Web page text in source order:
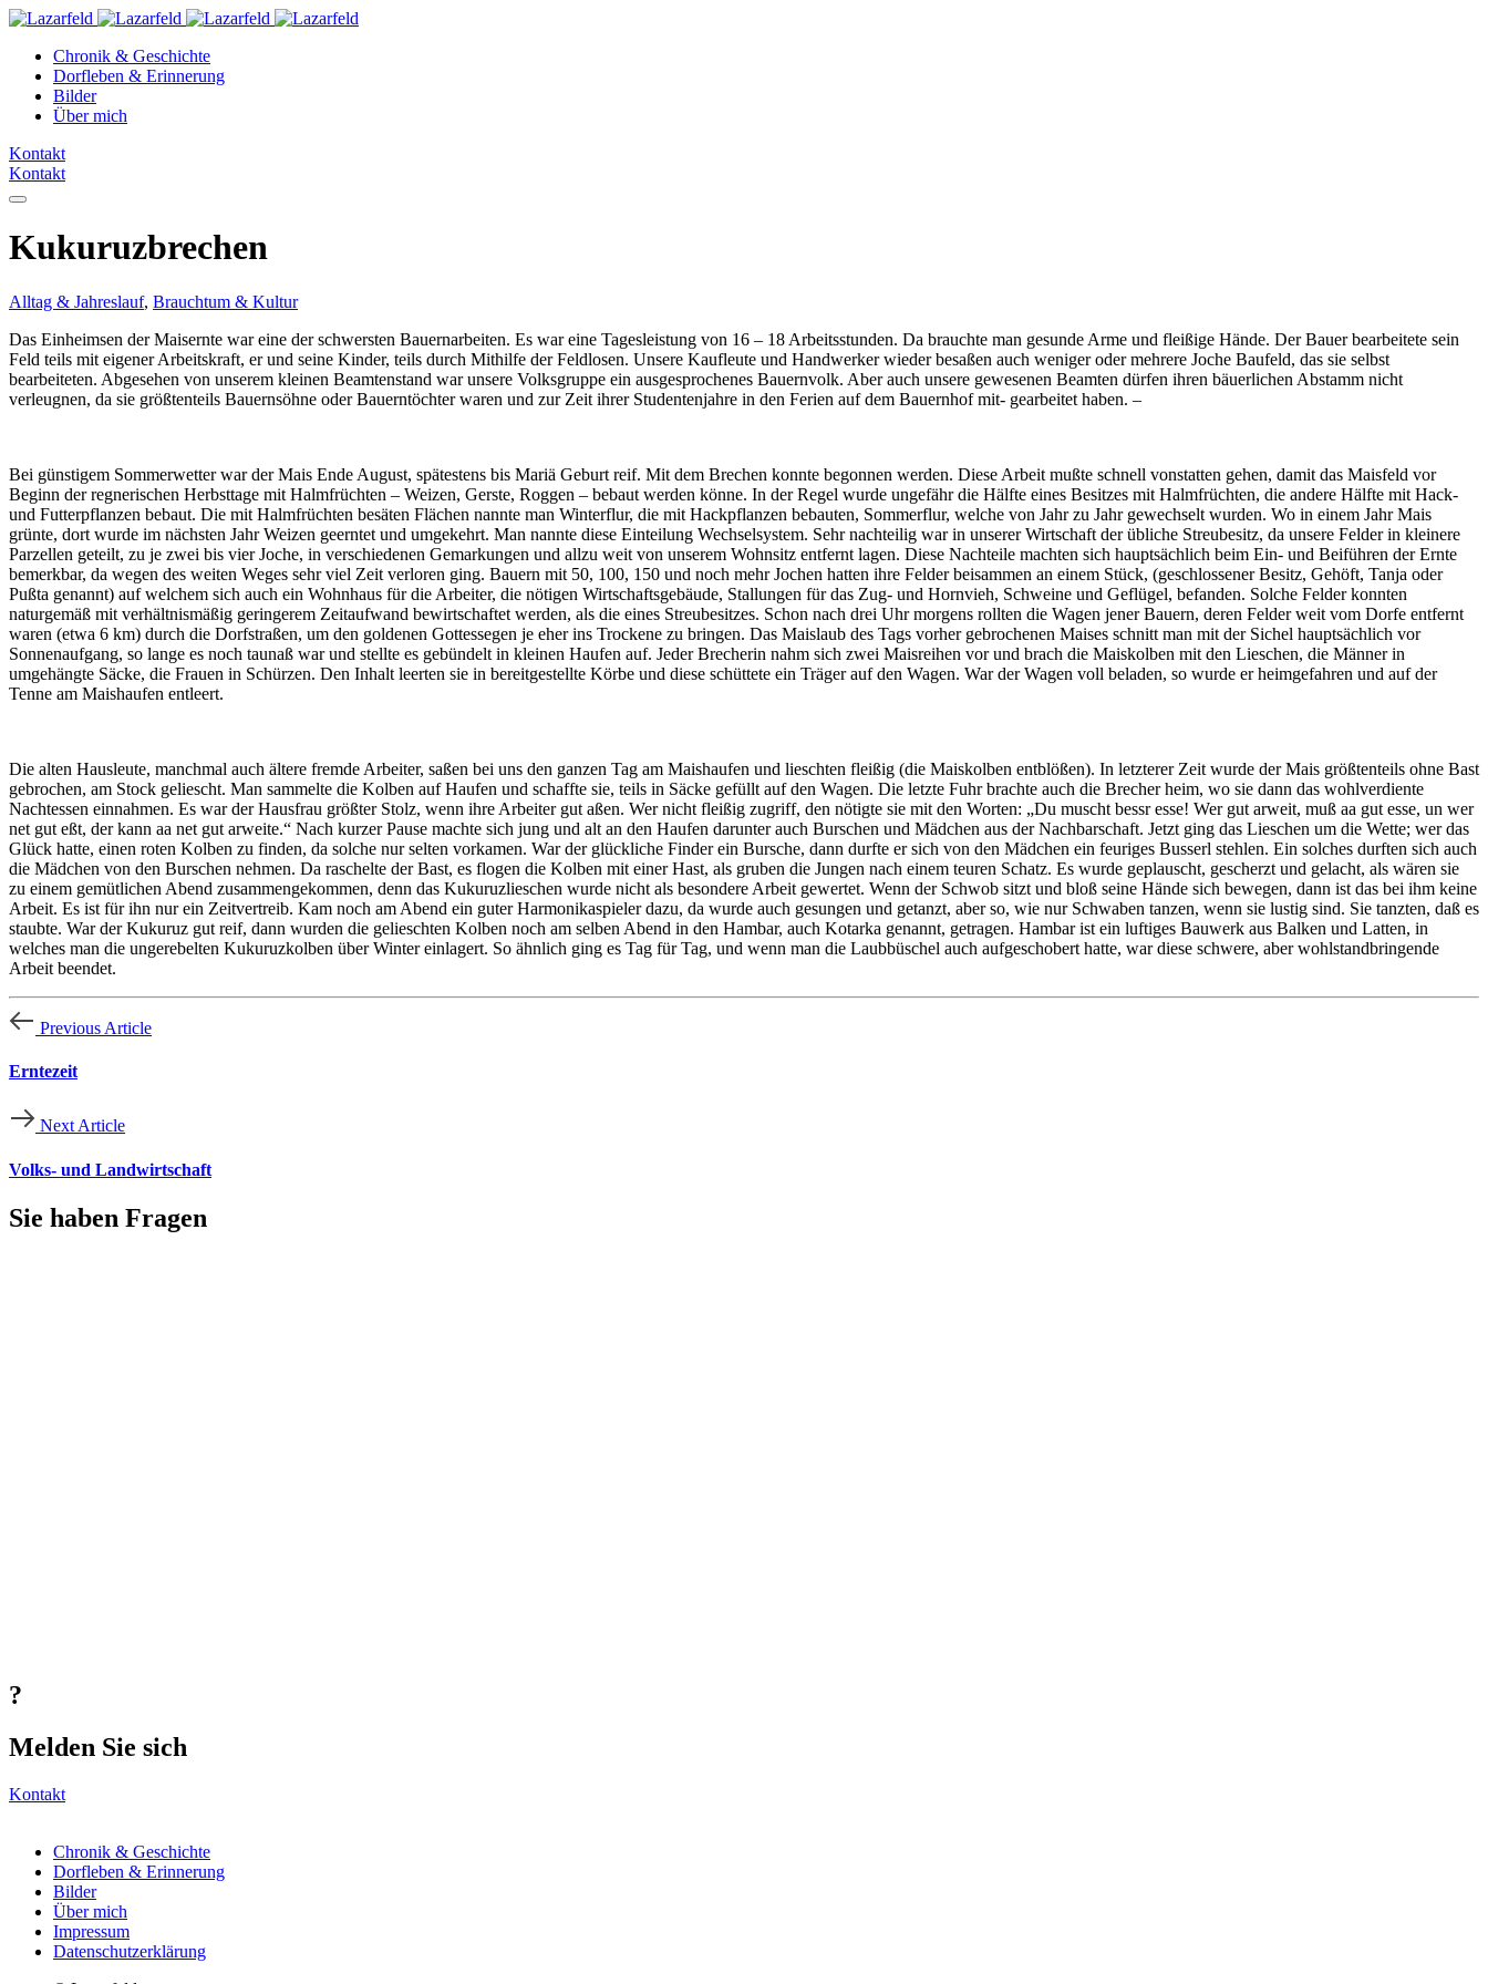
Chronik & Geschichte
Dorfleben & Erinnerung
Bilder
Über mich
Kontakt
Kontakt
Kukuruzbrechen
Alltag & Jahreslauf, Brauchtum & Kultur
Das Einheimsen der Maisernte war eine der schwersten Bauernarbeiten. Es war eine Tagesleistung von 16 – 18 Arbeitsstunden. Da brauchte man gesunde Arme und fleißige Hände. Der Bauer bearbeitete sein
Feld teils mit eigener Arbeitskraft, er und seine Kinder, teils durch Mithilfe der Feldlosen. Unsere Kaufleute und Handwerker wieder besaßen auch weniger oder mehrere Joche Baufeld, das sie selbst
bearbeiteten. Abgesehen von unserem kleinen Beamtenstand war unsere Volksgruppe ein ausgesprochenes Bauernvolk. Aber auch unsere gewesenen Beamten dürfen ihren bäuerlichen Abstamm nicht
verleugnen, da sie größtenteils Bauernsöhne oder Bauerntöchter waren und zur Zeit ihrer Studentenjahre in den Ferien auf dem Bauernhof mit- gearbeitet haben. –
Bei günstigem Sommerwetter war der Mais Ende August, spätestens bis Mariä Geburt reif. Mit dem Brechen konnte begonnen werden. Diese Arbeit mußte schnell vonstatten gehen, damit das Maisfeld vor
Beginn der regnerischen Herbsttage mit Halmfrüchten – Weizen, Gerste, Roggen – bebaut werden könne. In der Regel wurde ungefähr die Hälfte eines Besitzes mit Halmfrüchten, die andere Hälfte mit Hack-
und Futterpflanzen bebaut. Die mit Halmfrüchten besäten Flächen nannte man Winterflur, die mit Hackpflanzen bebauten, Sommerflur, welche von Jahr zu Jahr gewechselt wurden. Wo in einem Jahr Mais
grünte, dort wurde im nächsten Jahr Weizen geerntet und umgekehrt. Man nannte diese Einteilung Wechselsystem. Sehr nachteilig war in unserer Wirtschaft der übliche Streubesitz, da unsere Felder in kleinere
Parzellen geteilt, zu je zwei bis vier Joche, in verschiedenen Gemarkungen und allzu weit von unserem Wohnsitz entfernt lagen. Diese Nachteile machten sich hauptsächlich beim Ein- und Beiführen der Ernte
bemerkbar, da wegen des weiten Weges sehr viel Zeit verloren ging. Bauern mit 50, 100, 150 und noch mehr Jochen hatten ihre Felder beisammen an einem Stück, (geschlossener Besitz, Gehöft, Tanja oder
Pußta genannt) auf welchem sich auch ein Wohnhaus für die Arbeiter, die nötigen Wirtschaftsgebäude, Stallungen für das Zug- und Hornvieh, Schweine und Geflügel, befanden. Solche Felder konnten
naturgemäß mit verhältnismäßig geringerem Zeitaufwand bewirtschaftet werden, als die eines Streubesitzes. Schon nach drei Uhr morgens rollten die Wagen jener Bauern, deren Felder weit vom Dorfe entfernt
waren (etwa 6 km) durch die Dorfstraßen, um den goldenen Gottessegen je eher ins Trockene zu bringen. Das Maislaub des Tags vorher gebrochenen Maises schnitt man mit der Sichel hauptsächlich vor
Sonnenaufgang, so lange es noch taunaß war und stellte es gebündelt in kleinen Haufen auf. Jeder Brecherin nahm sich zwei Maisreihen vor und brach die Maiskolben mit den Lieschen, die Männer in
umgehängte Säcke, die Frauen in Schürzen. Den Inhalt leerten sie in bereitgestellte Körbe und diese schüttete ein Träger auf den Wagen. War der Wagen voll beladen, so wurde er heimgefahren und auf der
Tenne am Maishaufen entleert.
Die alten Hausleute, manchmal auch ältere fremde Arbeiter, saßen bei uns den ganzen Tag am Maishaufen und lieschten fleißig (die Maiskolben entblößen). In letzterer Zeit wurde der Mais größtenteils ohne Bast
gebrochen, am Stock geliescht. Man sammelte die Kolben auf Haufen und schaffte sie, teils in Säcke gefüllt auf den Wagen. Die letzte Fuhr brachte auch die Brecher heim, wo sie dann das wohlverdiente
Nachtessen einnahmen. Es war der Hausfrau größter Stolz, wenn ihre Arbeiter gut aßen. Wer nicht fleißig zugriff, den nötigte sie mit den Worten: „Du muscht bessr esse! Wer gut arweit, muß aa gut esse, un wer
net gut eßt, der kann aa net gut arweite.“ Nach kurzer Pause machte sich jung und alt an den Haufen darunter auch Burschen und Mädchen aus der Nachbarschaft. Jetzt ging das Lieschen um die Wette; wer das
Glück hatte, einen roten Kolben zu finden, da solche nur selten vorkamen. War der glückliche Finder ein Bursche, dann durfte er sich von den Mädchen ein feuriges Busserl stehlen. Ein solches durften sich auch
die Mädchen von den Burschen nehmen. Da raschelte der Bast, es flogen die Kolben mit einer Hast, als gruben die Jungen nach einem teuren Schatz. Es wurde geplauscht, gescherzt und gelacht, als wären sie
zu einem gemütlichen Abend zusammengekommen, denn das Kukuruzlieschen wurde nicht als besondere Arbeit gewertet. Wenn der Schwob sitzt und bloß seine Hände sich bewegen, dann ist das bei ihm keine
Arbeit. Es ist für ihn nur ein Zeitvertreib. Kam noch am Abend ein guter Harmonikaspieler dazu, da wurde auch gesungen und getanzt, aber so, wie nur Schwaben tanzen, wenn sie lustig sind. Sie tanzten, daß es
staubte. War der Kukuruz gut reif, dann wurden die gelieschten Kolben noch am selben Abend in den Hambar, auch Kotarka genannt, getragen. Hambar ist ein luftiges Bauwerk aus Balken und Latten, in
welches man die ungerebelten Kukuruzkolben über Winter einlagert. So ähnlich ging es Tag für Tag, und wenn man die Laubbüschel auch aufgeschobert hatte, war diese schwere, aber wohlstandbringende
Arbeit beendet.
Previous Article
Erntezeit
Next Article
Volks- und Landwirtschaft
Sie haben Fragen
?
Melden Sie sich
Kontakt
Chronik & Geschichte
Dorfleben & Erinnerung
Bilder
Über mich
Impressum
Datenschutzerklärung